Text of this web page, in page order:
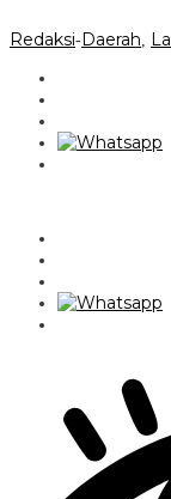
Redaksi-Daerah